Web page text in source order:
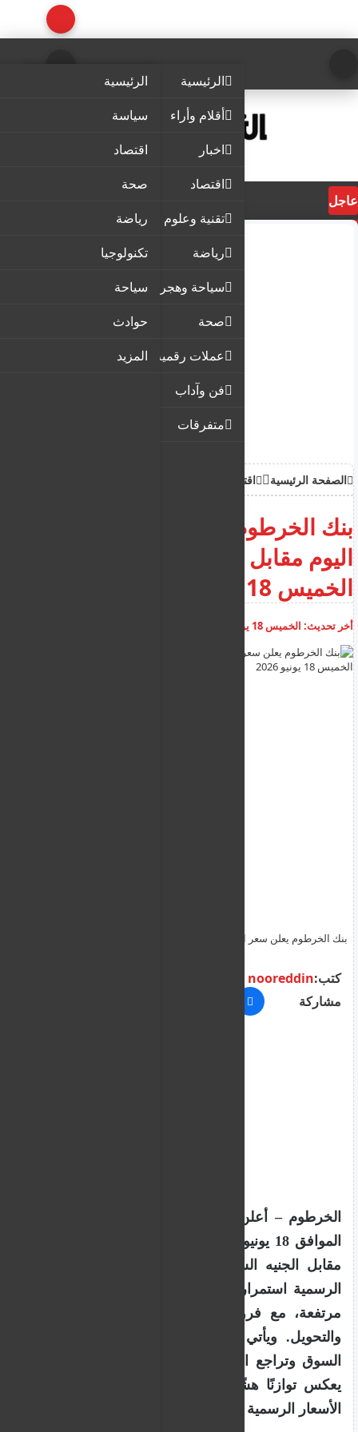
الرئيسية
أقلام وأراء
اخبار
اقتصاد
تقنية وعلوم
رياضة
سياحة وهجرة
صحة
عملات رقمية
فن وآداب
متفرقات
الرئيسية
سياسة
اقتصاد
صحة
رياضة
تكنولوجيا
سياحة
حوادث
المزيد
عاجل
الصفحة الرئيسية اقتصاد
بنك الخرطوم يعلن سعر الدولار
اليوم مقابل الجنيه السوداني
الخميس 18 يونيو 2026
أخر تحديث: الخميس 18 يونيو 2026
بنك الخرطوم يعلن سعر الدولار اليوم مقابل الجنيه السوداني الخميس
كتب:nooreddin
مشاركة
الخرطوم – أعلن بنك الخرطوم اليوم الخميس
الموافق 18 يونيو 2026م
مقابل الجنيه السوداني، حيث أظهرت النشرة
الرسمية استمرار حالة الاستقرار عند مستويات
مرتفعة، مع فروقات طفيفة بين أسعار النقد
والتحويل. ويأتي هذا الثبات في ظل تحديات
السوق وتراجع المعروض من النقد الأجنبي، ما
يعكس توازنًا هشًا في السوق الرسمي.وجاءت
الأسعار الرسمية للبنك على النحو التالي :